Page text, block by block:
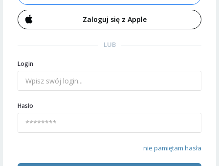
Zaloguj się z Apple
LUB
Login
Hasło
nie pamiętam hasła